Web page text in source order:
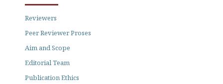
Reviewers
Peer Reviewer Proses
Aim and Scope
Editorial Team
Publication Ethics